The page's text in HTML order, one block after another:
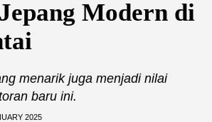
Modern di
menarik juga menjadi nilai
baru ini.
2025